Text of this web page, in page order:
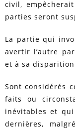
civil,
parties seront
La partie qui
avertir l’autre
et à sa
Sont considérés
faits ou
inévitables et
dernières,